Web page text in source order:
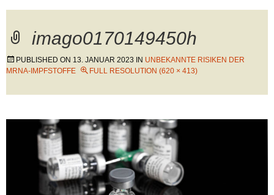
imago0170149450h
PUBLISHED ON 13. JANUAR 2023 IN UNBEKANNTE RISIKEN DER
MRNA-IMPFSTOFFE
FULL RESOLUTION (620 × 413)